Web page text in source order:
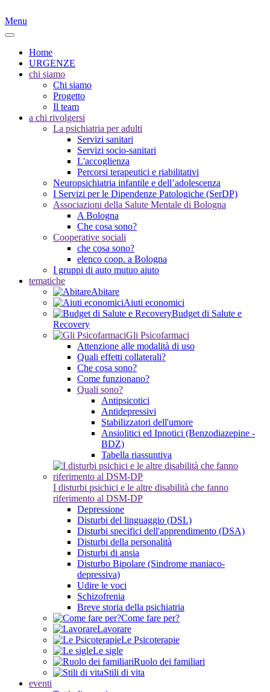
Menu
Home
URGENZE
chi siamo
Chi siamo
Progetto
Il team
a chi rivolgersi
La psichiatria per adulti
Servizi sanitari
Servizi socio-sanitari
L'accoglienza
Percorsi terapeutici e riabilitativi
Neuropsichiatria infantile e dell’adolescenza
I Servizi per le Dipendenze Patologiche (SerDP)
Associazioni della Salute Mentale di Bologna
A Bologna
Che cosa sono?
Cooperative sociali
che cosa sono?
elenco coop. a Bologna
I gruppi di auto mutuo aiuto
tematiche
Abitare
Aiuti economici
Budget di Salute e
Recovery
Gli Psicofarmaci
Attenzione alle modalità di uso
Quali effetti collaterali?
Che cosa sono?
Come funzionano?
Quali sono?
Antipsicotici
Antidepressivi
Stabilizzatori dell'umore
Ansiolitici ed Ipnotici (Benzodiazepine -
BDZ)
Tabella riassuntiva
I disturbi psichici e le altre disabilità che fanno
riferimento al DSM-DP
Depressione
Disturbi del linguaggio (DSL)
Disturbi specifici dell'apprendimento (DSA)
Disturbi della personalità
Disturbi di ansia
Disturbo Bipolare (Sindrome maniaco-
depressiva)
Udire le voci
Schizofrenia
Breve storia della psichiatria
Come fare per?
Lavorare
Le Psicoterapie
Le sigle
Ruolo dei familiari
Stili di vita
eventi